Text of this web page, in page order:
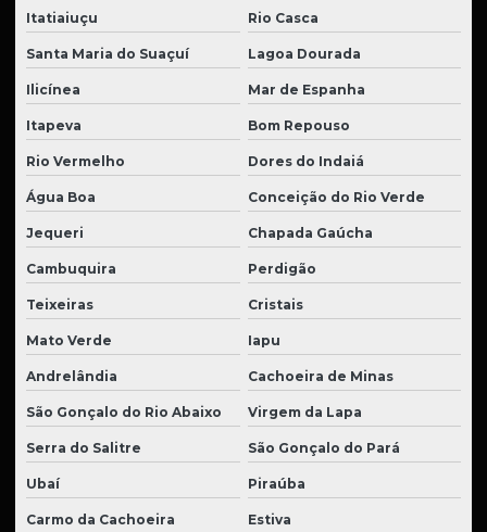
Itatiaiuçu Rio Casca
Santa Maria do Suaçuí Lagoa Dourada
Ilicínea Mar de Espanha
Itapeva Bom Repouso
Rio Vermelho Dores do Indaiá
Água Boa Conceição do Rio Verde
Jequeri Chapada Gaúcha
Cambuquira Perdigão
Teixeiras Cristais
Mato Verde Iapu
Andrelândia Cachoeira de Minas
São Gonçalo do Rio Abaixo Virgem da Lapa
Serra do Salitre São Gonçalo do Pará
Ubaí Piraúba
Carmo da Cachoeira Estiva